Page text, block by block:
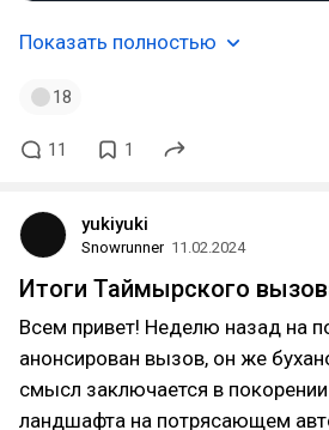
Показать полностью
18
11 1
yukiyuki
Snowrunner 11.02.2024
Итоги Таймырского
Всем привет! Неделю назад на
анонсирован вызов, он же
смысл заключается в
ландшафта на потрясающем